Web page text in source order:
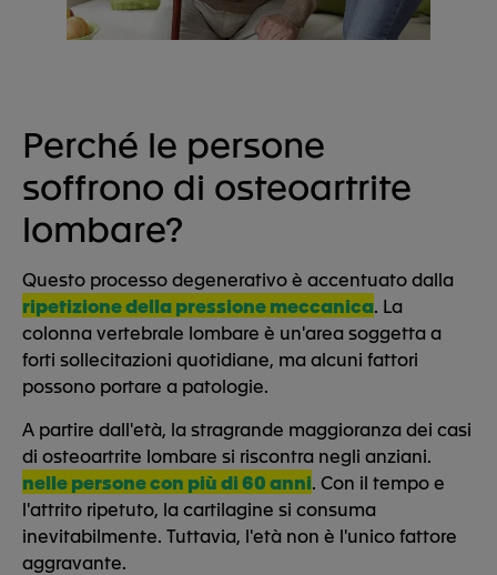
Perché le persone
soffrono di osteoartrite
lombare?
Questo processo degenerativo è accentuato dalla
ripetizione della pressione meccanica. La
colonna vertebrale lombare è un'area soggetta a
forti sollecitazioni quotidiane, ma alcuni fattori
possono portare a patologie.
A partire dall'età, la stragrande maggioranza dei casi
di osteoartrite lombare si riscontra negli anziani.
nelle persone con più di 60 anni. Con il tempo e
l'attrito ripetuto, la cartilagine si consuma
inevitabilmente. Tuttavia, l'età non è l'unico fattore
aggravante.